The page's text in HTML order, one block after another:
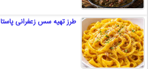
طرز تهیه سس زعفرانی پاستا